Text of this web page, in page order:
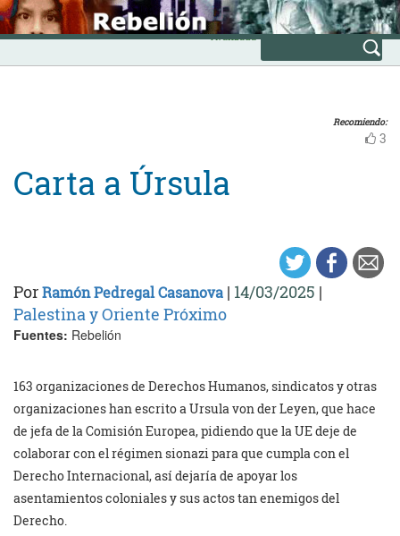
Skip
to
content
INICIO
Avanzada
Recomiendo:
3
Carta a Úrsula
PorRamón Pedregal Casanova | 14/03/2025 |
Palestina y Oriente Próximo
Fuentes: Rebelión
163 organizaciones de Derechos Humanos, sindicatos y otras
organizaciones han escrito a Ursula von der Leyen, que hace
de jefa de la Comisión Europea, pidiendo que la UE deje de
colaborar con el régimen sionazi para que cumpla con el
Derecho Internacional, así dejaría de apoyar los
asentamientos coloniales y sus actos tan enemigos del
Derecho.